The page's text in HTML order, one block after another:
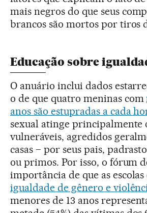
mais negros do que seus
brancos são mortos por tiros
Educação sobre
O anuário inclui dados
o de que quatro meninas com
anos são estupradas a cada
sexual atinge principalmente
vulneráveis, agredidos
casas − por seus pais,
ou primos. Por isso, o fórum
importância de que as
igualdade de gênero e
menores de 13 anos